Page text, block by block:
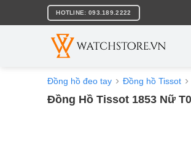
nội
HOTLINE: 093.189.2222
Đồng hồ đeo tay Đồng hồ Tissot
Đồng Hồ Tissot 1853 Nữ